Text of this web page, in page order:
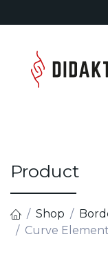
Product
Shop
Curve